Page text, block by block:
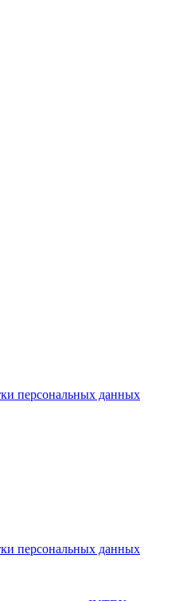
персональных данных
персональных данных